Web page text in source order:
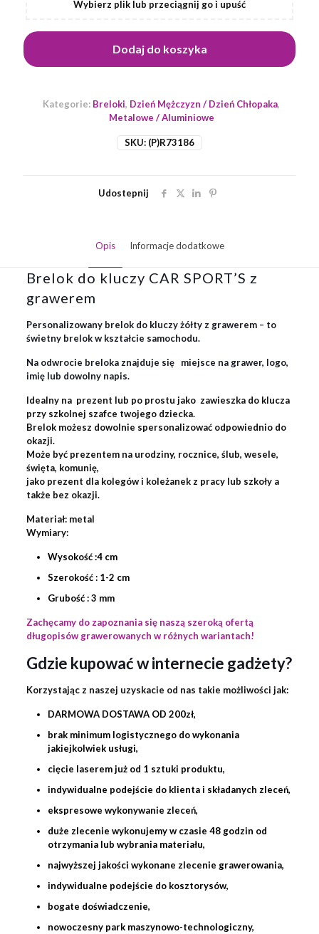
Wybierz plik lub przeciągnij go i upuść
Dodaj do koszyka
SKU: (P)R73186
Kategorie: Breloki, Dzień Mężczyzn / Dzień Chłopaka,
Metalowe / Aluminiowe
Udostepnij
Opis Informacje dodatkowe
Brelok do kluczy CAR SPORT’S z
grawerem
Personalizowany brelok do kluczy żółty z grawerem – to
świetny brelok w kształcie samochodu.
Na odwrocie breloka znajduje się miejsce na grawer, logo,
imię lub dowolny napis.
Idealny na prezent lub po prostu jako zawieszka do klucza
przy szkolnej szafce twojego dziecka.
Brelok możesz dowolnie spersonalizować odpowiednio do
okazji.
Może być prezentem na urodziny, rocznice, ślub, wesele,
święta, komunię,
jako prezent dla kolegów i koleżanek z pracy lub szkoły a
także bez okazji.
Materiał:metal
Wymiary:
Wysokość :4 cm
Szerokość : 1-2 cm
Grubość : 3 mm
Zachęcamy do zapoznania się naszą szeroką ofertą
długopisów grawerowanych w różnych wariantach!
Gdzie kupować w internecie gadżety?
Korzystając z naszej uzyskacie od nas takie możliwości jak:
DARMOWA DOSTAWA OD 200zł,
brak minimum logistycznego do wykonania
jakiejkolwiek usługi,
cięcie laserem już od 1 sztuki produktu,
indywidualne podejście do klienta i składanych zleceń,
ekspresowe wykonywanie zleceń,
duże zlecenie wykonujemy w czasie 48 godzin od
otrzymania lub wybrania materiału,
najwyższej jakości wykonane zlecenie grawerowania,
indywidualne podejście do kosztorysów,
bogate doświadczenie,
nowoczesny park maszynowo-technologiczny,